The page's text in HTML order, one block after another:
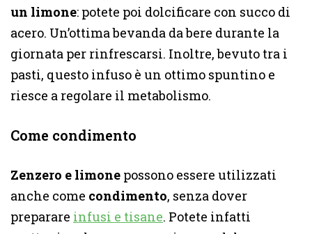
un limone: potete poi dolcificare con succo di
acero. Un’ottima bevanda da bere durante la
giornata per rinfrescarsi. Inoltre, bevuto tra i
pasti, questo infuso è un ottimo spuntino e
riesce a regolare il metabolismo.
Come condimento
Zenzero e limone possono essere utilizzati
anche come condimento, senza dover
preparare infusi e tisane. Potete infatti